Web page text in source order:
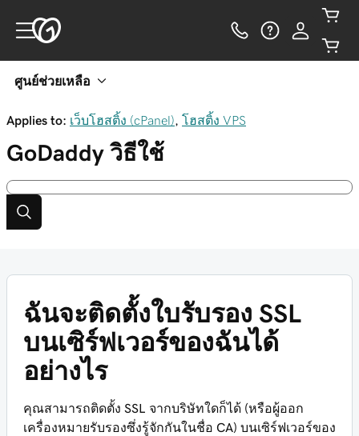
ศูนย์ช่วยเหลือ
Applies to: เว็บโฮสติ้ง (cPanel) โฮสติ้ง VPS
GoDaddy วิธีใช้
ฉันจะติดตั้งใบรับรอง SSL
บนเซิร์ฟเวอร์ของฉันได้
อย่างไร
คุณสามารถติดตั้ง SSL จากบริษัทใดก็ได้ (หรือผู้ออก
เครื่องหมายรับรองซึ่งรู้จักกันในชื่อ CA) บนเซิร์ฟเวอร์ของ